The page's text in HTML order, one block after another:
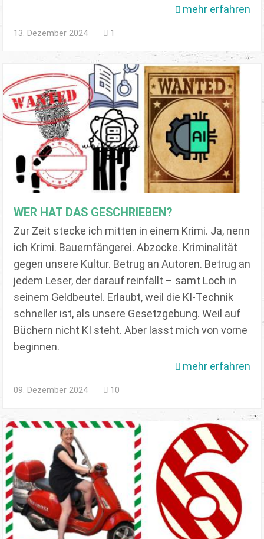
mehr erfahren
13. Dezember 2024 1
WER HAT DAS GESCHRIEBEN?
Zur Zeit stecke ich mitten in einem Krimi. Ja, nenn
ich Krimi. Bauernfängerei. Abzocke. Kriminalität
gegen unsere Kultur. Betrug an Autoren. Betrug an
jedem Leser, der darauf reinfällt – samt Loch in
seinem Geldbeutel. Erlaubt, weil die KI-Technik
schneller ist, als unsere Gesetzgebung. Weil auf
Büchern nicht KI steht. Aber lasst mich von vorne
beginnen.
mehr erfahren
09. Dezember 2024 10